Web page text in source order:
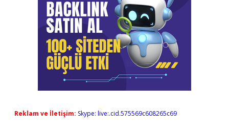
Reklam ve İletişim: Skype: live:.cid.575569c608265c69